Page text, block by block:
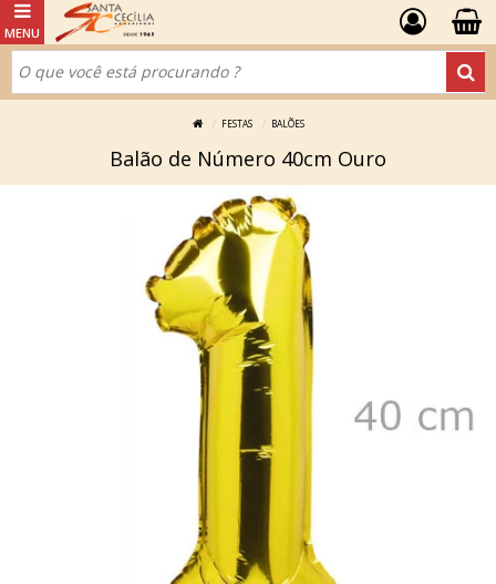
FESTAS BALÕES
Balão de Número 40cm Ouro